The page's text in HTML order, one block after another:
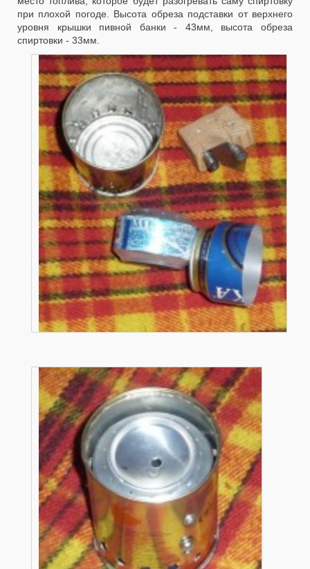
при плохой погоде. Высота обреза подставки от верхнего
уровня крышки пивной банки - 43мм, высота обреза
спиртовки - 33мм.